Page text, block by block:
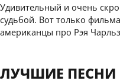
Удивительный и очень
судьбой. Вот только
американцы про Рэя
ЛУЧШИЕ ПЕСНИ